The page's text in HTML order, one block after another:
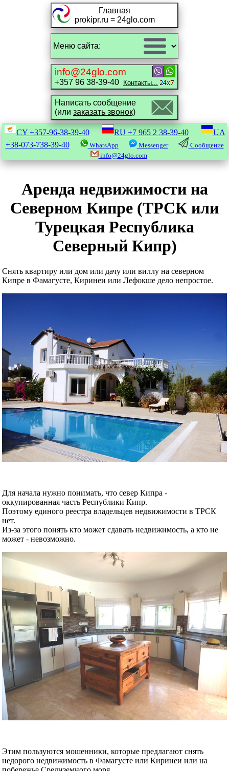
Главная
prokipr.ru = 24glo.com
info@24glo.com
+357 96 38-39-40 Контакты...
Написать сообщение
(или заказать звонок)
CY +357-96-38-39-40 RU +7 965 2 38-39-40
UA
+38-073-738-39-40
WhatsApp Messenger
Сообщение
info@24glo.com
Аренда недвижимости на
Северном Кипре (ТРСК или
Турецкая Республика
Северный Кипр)
Снять квартиру или дом или дачу или виллу на северном
Кипре в Фамагусте, Киринеи или Лефокше дело непростое.
Для начала нужно понимать, что север Кипра -
оккупированная часть Республики Кипр.
Поэтому единого реестра владельцев недвижимости в ТРСК
нет.
Из-за этого понять кто может сдавать недвижимость, а кто не
может - невозможно.
Этим пользуются мошенники, которые предлагают снять
недорого недвижимость в Фамагусте или Киринеи или на